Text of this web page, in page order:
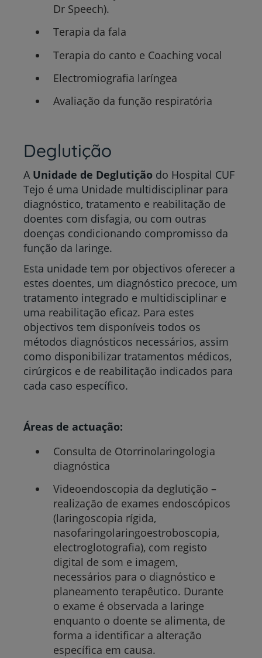
Dr Speech).
Terapia da fala
Terapia do canto e Coaching vocal
Electromiografia laríngea
Avaliação da função respiratória
Deglutição
A Unidade de Deglutição do Hospital CUF
Tejo é uma Unidade multidisciplinar para
diagnóstico, tratamento e reabilitação de
doentes com disfagia, ou com outras
doenças condicionando compromisso da
função da laringe.
Esta unidade tem por objectivos oferecer a
estes doentes, um diagnóstico precoce, um
tratamento integrado e multidisciplinar e
uma reabilitação eficaz. Para estes
objectivos tem disponíveis todos os
métodos diagnósticos necessários, assim
como disponibilizar tratamentos médicos,
cirúrgicos e de reabilitação indicados para
cada caso específico.
Áreas de actuação:
Consulta de Otorrinolaringologia
diagnóstica
Videoendoscopia da deglutição –
realização de exames endoscópicos
(laringoscopia rígida,
nasofaringolaringoestroboscopia,
electroglotografia), com registo
digital de som e imagem,
necessários para o diagnóstico e
planeamento terapêutico. Durante
o exame é observada a laringe
enquanto o doente se alimenta, de
forma a identificar a alteração
específica em causa.